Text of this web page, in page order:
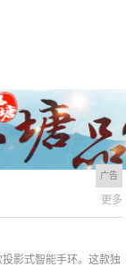
广告
更多
影式智能手环。这款独